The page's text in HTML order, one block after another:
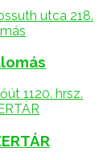
utca 218.
1120. hrsz.